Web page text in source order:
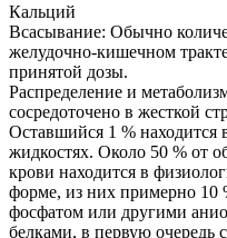
Кальций
Всасывание: Обычно
желудочно-кишечном
принятой дозы.
Распределение и
сосредоточено в жесткой
Оставшийся 1 % находится
жидкостях. Около 50 % от
крови находится в
форме, из них примерно 10
фосфатом или другими
белками, в первую очередь